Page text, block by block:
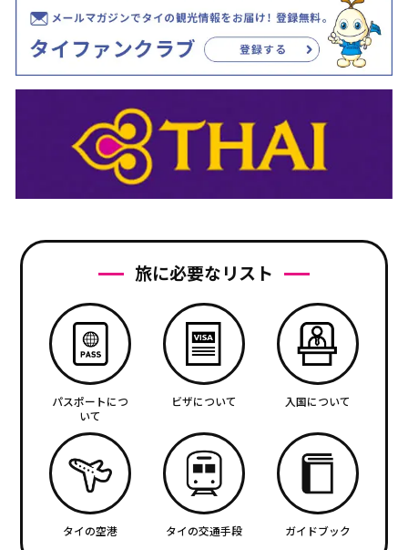
旅に必要なリスト
パスポートにつ
いて
ビザについて 入国について
タイの空港 タイの交通手段 ガイドブック